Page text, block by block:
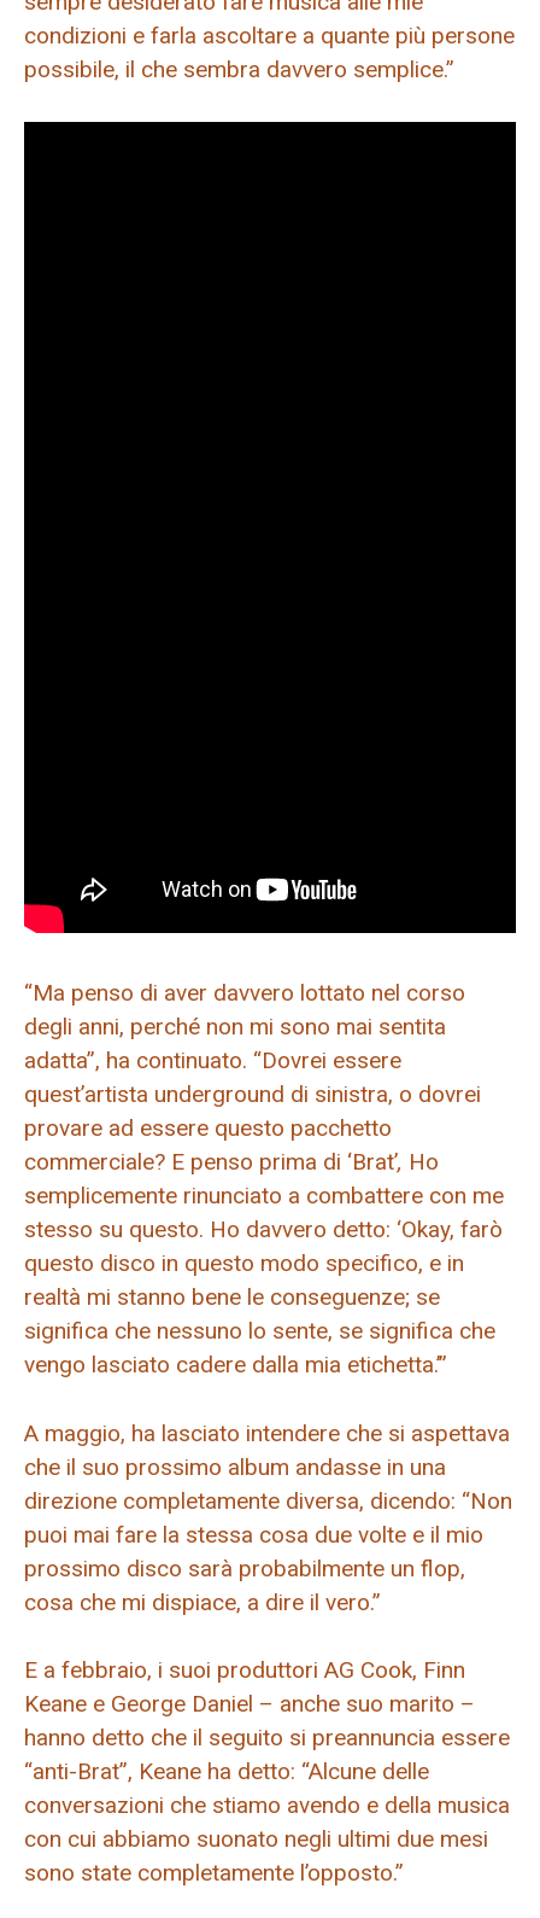
condizioni e farla ascoltare a quante più persone
possibile, il che sembra davvero semplice.”
“Ma penso di aver davvero lottato nel corso
degli anni, perché non mi sono mai sentita
adatta”, ha continuato. “Dovrei essere
quest’artista underground di sinistra, o dovrei
provare ad essere questo pacchetto
commerciale? E penso prima di ‘Brat’, Ho
semplicemente rinunciato a combattere con me
stesso su questo. Ho davvero detto: ‘Okay, farò
questo disco in questo modo specifico, e in
realtà mi stanno bene le conseguenze; se
significa che nessuno lo sente, se significa che
vengo lasciato cadere dalla mia etichetta.’”
A maggio, ha lasciato intendere che si aspettava
che il suo prossimo album andasse in una
direzione completamente diversa, dicendo: “Non
puoi mai fare la stessa cosa due volte e il mio
prossimo disco sarà probabilmente un flop,
cosa che mi dispiace, a dire il vero.”
E a febbraio, i suoi produttori AG Cook, Finn
Keane e George Daniel – anche suo marito –
hanno detto che il seguito si preannuncia essere
“anti-Brat”, Keane ha detto: “Alcune delle
conversazioni che stiamo avendo e della musica
con cui abbiamo suonato negli ultimi due mesi
sono state completamente l’opposto.”